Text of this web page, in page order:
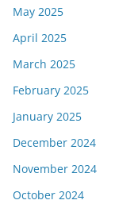
May 2025
April 2025
March 2025
February 2025
January 2025
December 2024
November 2024
October 2024